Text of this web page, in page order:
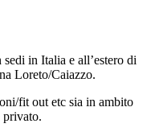
in Italia e all’estero di
Loreto/Caiazzo.
fit out etc sia in ambito
privato.